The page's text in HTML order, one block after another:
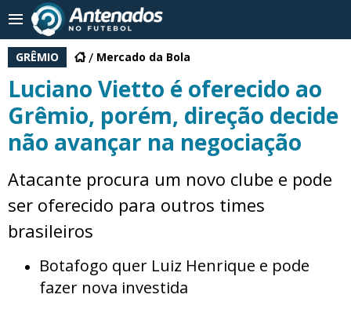
GRÊMIO Mercado da Bola
Luciano Vietto é oferecido ao
Grêmio, porém, direção decide
não avançar na negociação
Atacante procura um novo clube e pode
ser oferecido para outros times
brasileiros
Botafogo quer Luiz Henrique e pode
fazer nova investida